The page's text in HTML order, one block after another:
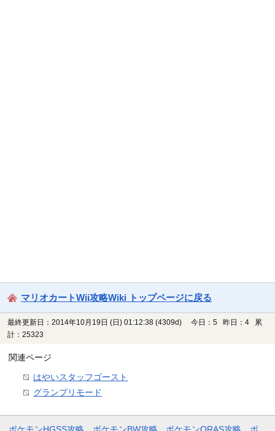
マリオカートWii攻略Wiki トップページに戻る
最終更新日：2014年10月19日 (日) 01:12:38 (4309d)
今日：5 昨日：4 累
計：25323
関連ページ
はやいスタッフゴースト
グランプリモード
ポケモンHGSS攻略 ポケモンBW攻略 ポケモンORAS攻略 ポ